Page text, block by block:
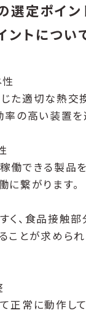
選定ポイン
ントについ
性
た適切な熱交
率の高い装置
働できる製品
に繋がります。
く、食品接触
ことが求められ
正常に動作し